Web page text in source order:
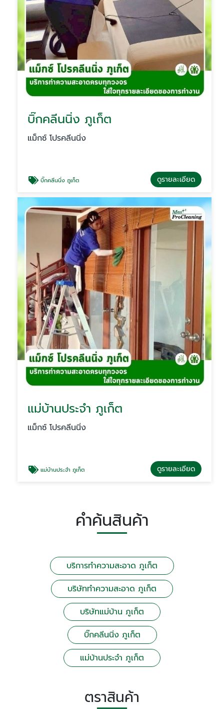
บิ๊กคลีนนิ่ง ภูเก็ต
แม็กซ์ โปรคลีนนิ่ง
บิ๊กคลีนนิ่ง ภูเก็ต ดูรายละเอียด
แม่บ้านประจำ ภูเก็ต
แม็กซ์ โปรคลีนนิ่ง
แม่บ้านประจำ ภูเก็ต ดูรายละเอียด
คำค้นสินค้า
บริการทำความสะอาด ภูเก็ต
บริษัททำความสะอาด ภูเก็ต
บริษัทแม่บ้าน ภูเก็ต
บิ๊กคลีนนิ่ง ภูเก็ต
แม่บ้านประจำ ภูเก็ต
ตราสินค้า